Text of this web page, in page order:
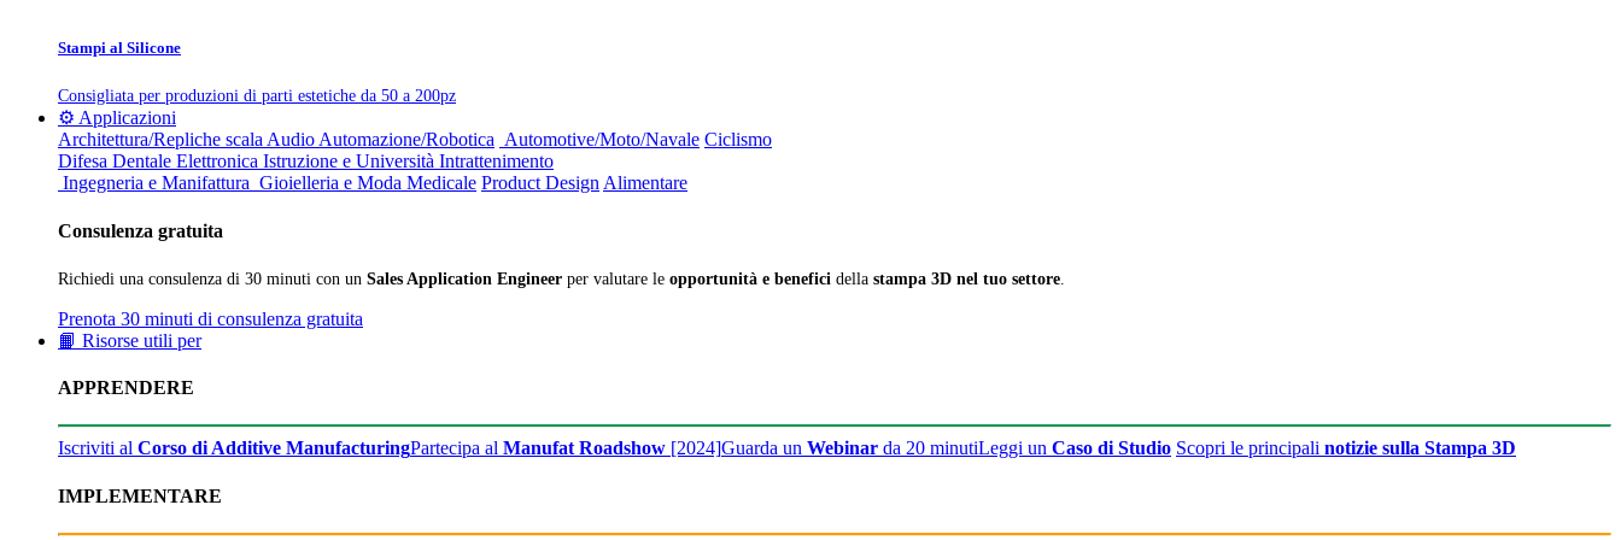
Stampi al Silicone
Consigliata per produzioni di parti estetiche da 50 a 200pz
⚙️ Applicazioni
Architettura/Repliche scala Audio Automazione/Robotica Automotive/Moto/Navale Ciclismo
Difesa Dentale Elettronica Istruzione e Università Intrattenimento
Ingegneria e Manifattura Gioielleria e Moda Medicale Product Design Alimentare
Consulenza gratuita
Richiedi una consulenza di 30 minuti con un Sales Application Engineer per valutare le opportunità e benefici della stampa 3D nel tuo settore
Prenota 30 minuti di consulenza gratuita
📙 Risorse utili per
APPRENDERE
Iscriviti al Corso di Additive ManufacturingPartecipa al Manufat Roadshow [2024]Guarda un Webinar da 20 minutiLeggi un Caso di Studio Scopri le principali notizie sulla Stampa 3D
IMPLEMENTARE